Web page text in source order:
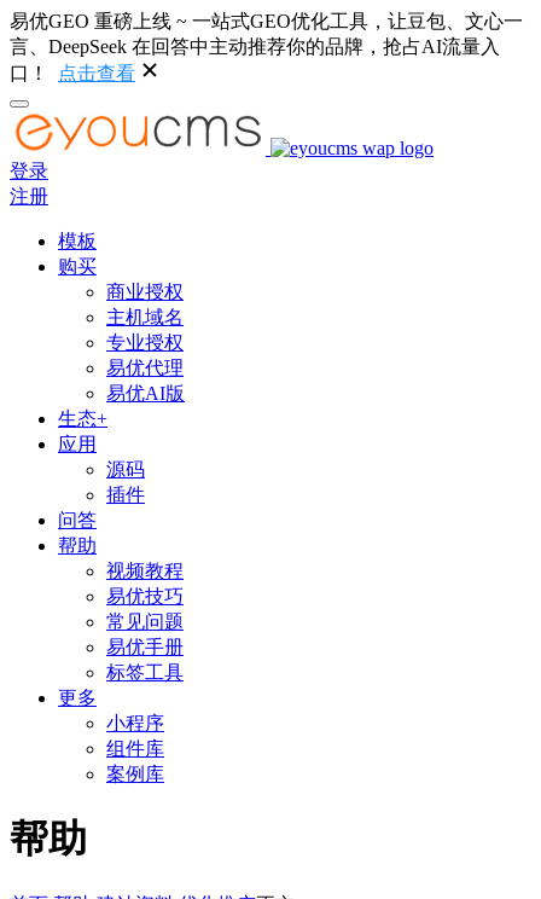
易优GEO 重磅上线 ~ 一站式GEO优化工具，让豆包、文心一
言、DeepSeek 在回答中主动推荐你的品牌，抢占AI流量入
口！
点击查看
登录
注册
模板
购买
商业授权
主机域名
专业授权
易优代理
易优AI版
生态+
应用
源码
插件
问答
帮助
视频教程
易优技巧
常见问题
易优手册
标签工具
更多
小程序
组件库
案例库
帮助